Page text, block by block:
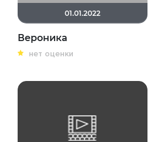
01.01.2022
Вероника
нет оценки